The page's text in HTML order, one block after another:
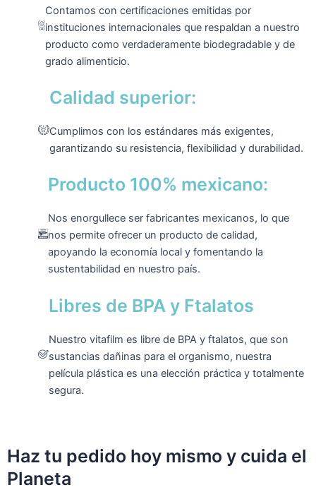
Contamos con certificaciones emitidas por
instituciones internacionales que respaldan a nuestro
producto como verdaderamente biodegradable y de
grado alimenticio.
Calidad superior:
Cumplimos con los estándares más exigentes,
garantizando su resistencia, flexibilidad y durabilidad.
Producto 100% mexicano:
Nos enorgullece ser fabricantes mexicanos, lo que
nos permite ofrecer un producto de calidad,
apoyando la economía local y fomentando la
sustentabilidad en nuestro país.
Libres de BPA y Ftalatos
Nuestro vitafilm es libre de BPA y ftalatos, que son
sustancias dañinas para el organismo, nuestra
película plástica es una elección práctica y totalmente
segura.
Haz tu pedido hoy mismo y cuida el
Planeta